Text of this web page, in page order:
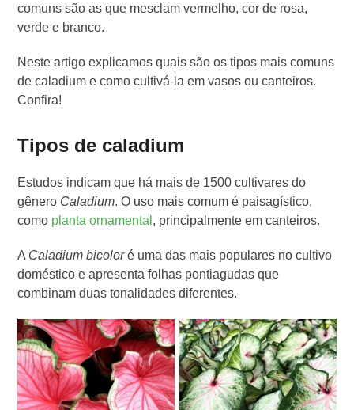
comuns são as que mesclam vermelho, cor de rosa,
verde e branco.
Neste artigo explicamos quais são os tipos mais comuns
de caladium e como cultivá-la em vasos ou canteiros.
Confira!
Tipos de caladium
Estudos indicam que há mais de 1500 cultivares do
gênero Caladium. O uso mais comum é paisagístico,
como planta ornamental , principalmente em canteiros.
A Caladium bicoloré uma das mais populares no cultivo
doméstico e apresenta folhas pontiagudas que
combinam duas tonalidades diferentes.